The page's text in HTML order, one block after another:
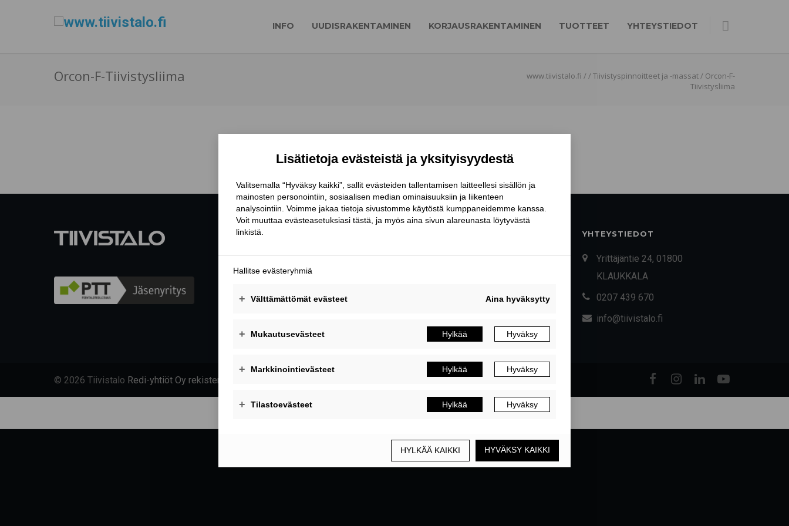
INFO UUDISRAKENTAMINEN KORJAUSRAKENTAMINEN TUOTTEET YHTEYSTIEDOT
Orcon-F-Tiivistysliima www.tiivistalo.fi //Tiivistyspinnoitteet ja -massat/ Orcon-F-
Tiivistysliima
YHTEYSTIEDOT
Yrittäjäntie 24, 01800
KLAUKKALA
0207 439 670
info@tiivistalo.fi
© 2026 Tiivistalo Redi-yhtiöt Oy rekisteriseloste
MUOKKAA EVÄSTEASETUKSIA